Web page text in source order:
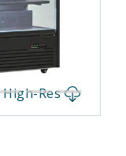
High-Res